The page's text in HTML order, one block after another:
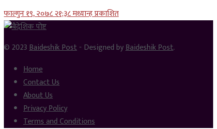
फाल्गुन १९, २०७८ २१;३८ मध्यान्ह प्रकाशित
© 2023Baideshik Post- Designed byBaideshik Post.
Home
Contact Us
About Us
Privacy Policy
Terms and Conditions